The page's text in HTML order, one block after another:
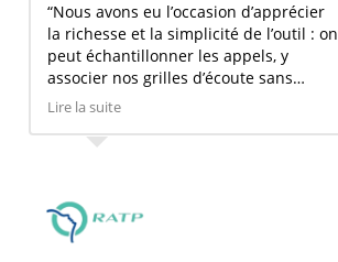
“Nous avons eu l’occasion d’apprécier
la richesse et la simplicité de l’outil : on
peut échantillonner les appels, y
associer nos grilles d’écoute sans
difficulté, et le module Speech
Lire la suite